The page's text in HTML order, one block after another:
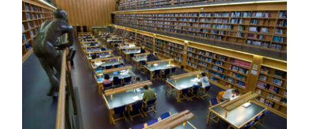
noticias
Buscar